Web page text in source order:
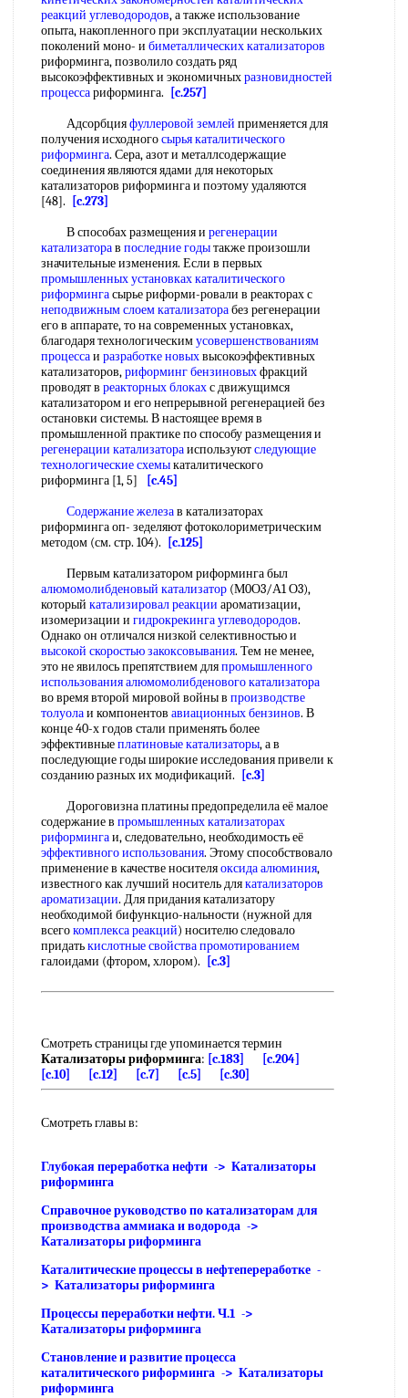
реакций углеводородов, а также использование
опыта, накопленного при эксплуатации нескольких
поколений моно- и биметаллических катализаторов
риформинга, позволило создать ряд
высокоэффективных и экономичныхразновидностей
процессариформинга.
[c.257]
Адсорбцияфуллеровой землей применяется для
получения исходногосырья каталитического
риформинга. Сера, азот и металлсодержащие
соединения являются ядами для некоторых
катализаторов риформинга и поэтому удаляются
[48].
[c.273]
В способах размещения и регенерации
катализаторав последние годытакже произошли
значительные изменения. Если в первых
промышленных установках каталитического
риформингасырье риформи-ровали в реакторах с
неподвижным слоем катализаторабез регенерации
его в аппарате, то на современных установках,
благодаря технологическимусовершенствованиям
процессаи разработке новыхвысокоэффективных
катализаторов,риформинг бензиновыхфракций
проводят в реакторных блокахс движущимся
катализатором и его непрерывной регенерацией без
остановки системы. В настоящее время в
промышленной практике по способу размещения и
регенерации катализатораиспользуютследующие
технологические схемыкаталитического
риформинга [1, 5]
[c.45]
Содержание железав катализаторах
риформинга оп- зеделяют фотоколориметрическим
методом (см. стр. 104).
[c.125]
Первым катализатором риформинга был
алюмомолибденовый катализатор (М0О3/А1 О3),
который катализировал реакции ароматизации,
изомеризации и гидрокрекинга углеводородов.
Однако он отличался низкой селективностью и
высокой скоростьюзакоксовывания. Тем не менее,
это не явилось препятствием дляпромышленного
использованияалюмомолибденового катализатора
во время второй мировой войны в производстве
толуолаи компонентов авиационных бензинов. В
конце 40-х годов стали применять более
эффективныеплатиновые катализаторы, а в
последующие годы широкие исследования привели к
созданию разных их модификаций.
[c.3]
Дороговизна платины предопределила её малое
содержание в промышленных катализаторах
риформингаи, следовательно, необходимость её
эффективного использования. Этому способствовало
применение в качестве носителяоксида алюминия,
известного как лучший носитель длякатализаторов
ароматизации. Для придания катализатору
необходимой бифункцио-нальности (нужной для
всегокомплекса реакций) носителю следовало
придатькислотные свойствапромотированием
галоидами (фтором, хлором).
[c.3]
Смотреть страницы где упоминается термин
Катализаторы риформинга: [c.183]
[c.204]
[c.10]
[c.12] [c.7] [c.5] [c.30]
Смотреть главы в:
Глубокая переработка нефти -> Катализаторы
риформинга
Справочное руководство по катализаторам для
производства аммиака и водорода ->
Катализаторы риформинга
Каталитические процессы в нефтепереработке -
> Катализаторы риформинга
Процессы переработки нефти. Ч.1 ->
Катализаторы риформинга
Становление и развитие процесса
каталитического риформинга -> Катализаторы
риформинга